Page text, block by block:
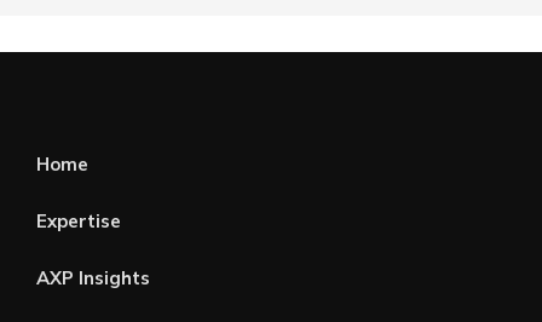
Home
Expertise
AXP Insights